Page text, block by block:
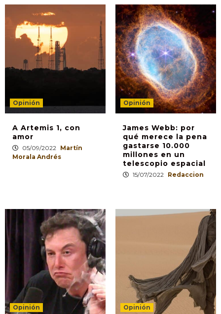
Opinión
A Artemis 1, con
amor
05/09/2022 Martín
Morala Andrés
Opinión
James Webb: por
qué merece la pena
gastarse 10.000
millones en un
telescopio espacial
15/07/2022 Redaccion
Opinión Opinión